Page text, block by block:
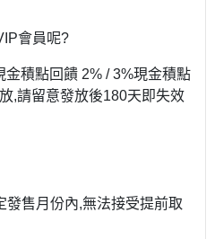
會員呢?
積點回饋 2% / 3%現金積點
,請留意發放後180天即失效
發售月份內,無法接受提前取